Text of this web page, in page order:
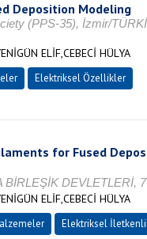
Deposition Modeling
(PPS-35), İzmir/
ELİF,CEBECİ HÜLYA
Elektriksel Özellikler
for Fused
DEVLETLERİ,
ELİF,CEBECİ HÜLYA
Elektriksel